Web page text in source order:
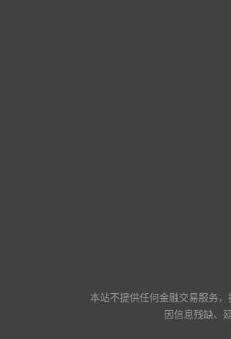
本站不提供任何金融交易服务
因信息残缺、